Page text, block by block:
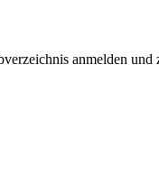
anmelden